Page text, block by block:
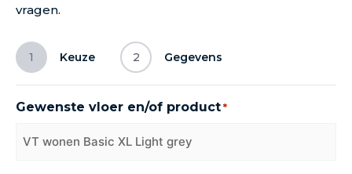
vragen.
1 Keuze 2 Gegevens
Gewenste vloer en/of product *